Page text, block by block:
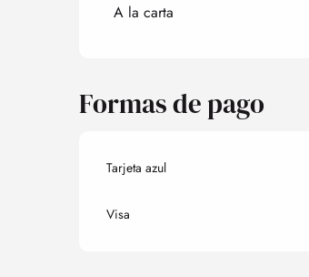
Tarifas 2027
A la carta
Formas de pago
Tarjeta azul
Visa